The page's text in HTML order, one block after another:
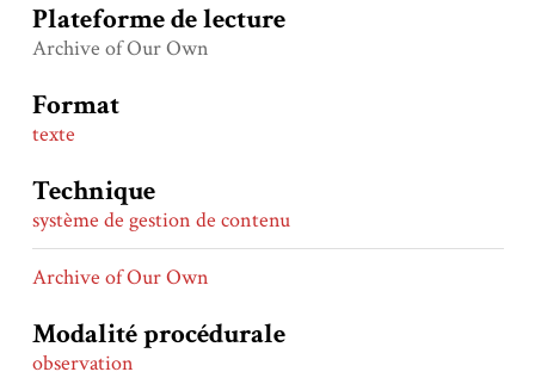
Plateforme de lecture
Archive of Our Own
Format
texte
Technique
système de gestion de contenu
Archive of Our Own
Modalité procédurale
observation